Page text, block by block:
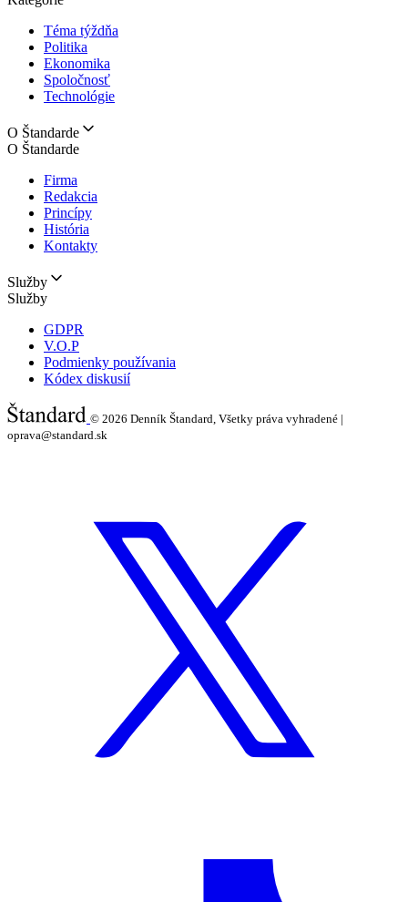
Téma týždňa
Politika
Ekonomika
Spoločnosť
Technológie
O Štandarde
O Štandarde
Firma
Redakcia
Princípy
História
Kontakty
Služby
Služby
GDPR
V.O.P
Podmienky používania
Kódex diskusií
© 2026 Denník Štandard, Všetky práva vyhradené |
oprava@standard.sk